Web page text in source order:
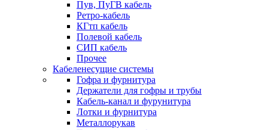
Пув, ПуГВ кабель
Ретро-кабель
КГтп кабель
Полевой кабель
СИП кабель
Прочее
Кабеленесущие системы
Гофра и фурнитура
Держатели для гофры и трубы
Кабель-канал и фурунитура
Лотки и фурнитура
Металлорукав